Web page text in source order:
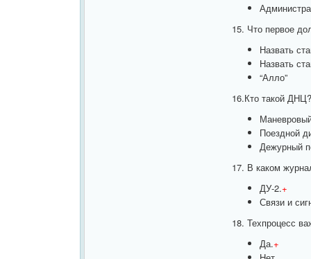
15. Что первое
Назвать
Назвать
“Алло”
16.Кто такой ДНЦ?
Поездной
Дежурный
17. В каком
ДУ-2.+
Связи и
18. Техпроцесс
Да.+